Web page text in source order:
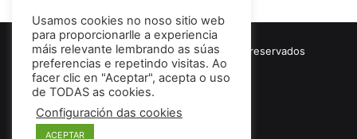
© Copyright 2026, Todos los derechos reservados
Términos & Condiciones
Usamos cookies no noso sitio web
para proporcionarlle a experiencia
máis relevante lembrando as súas
preferencias e repetindo visitas. Ao
facer clic en "Aceptar", acepta o uso
de TODAS as cookies.
Configuración das cookies
ACEPTAR